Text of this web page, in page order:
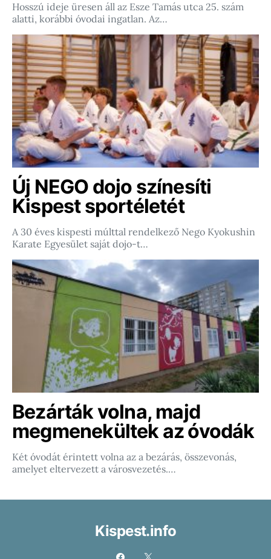
Hosszú ideje üresen áll az Esze Tamás utca 25. szám
alatti, korábbi óvodai ingatlan. Az…
Új NEGO dojo színesíti
Kispest sportéletét
A 30 éves kispesti múlttal rendelkező Nego Kyokushin
Karate Egyesület saját dojo-t…
Bezárták volna, majd
megmenekültek az óvodák
Két óvodát érintett volna az a bezárás, összevonás,
amelyet eltervezett a városvezetés.…
Kispest.info